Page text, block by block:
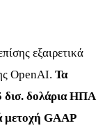
εξαιρετικά
OpenAI. Τα
δισ. δολάρια ΗΠΑ
μετοχή GAAP